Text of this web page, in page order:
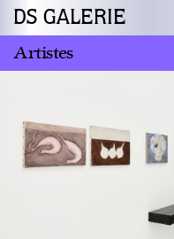
DS GALERIE
Artistes